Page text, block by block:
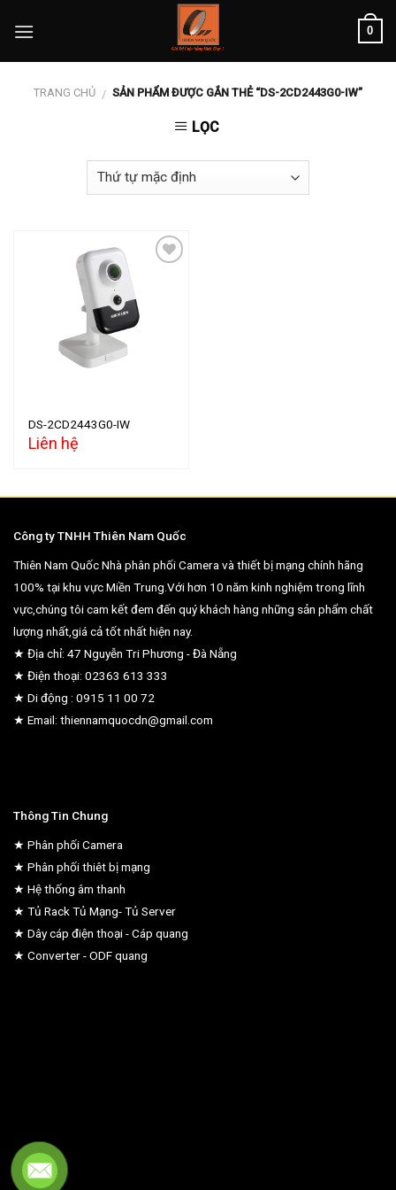
0
TRANG CHỦ / SẢN PHẨM ĐƯỢC GẮN THẺ “DS-2CD2443G0-IW”
LỌC
DS-2CD2443G0-IW
Liên hệ
Công ty TNHH Thiên Nam Quốc
Thiên Nam Quốc Nhà phân phối Camera và thiết bị mạng chính hãng
100% tại khu vực Miền Trung.Với hơn 10 năm kinh nghiệm trong lĩnh
vực,chúng tôi cam kết đem đến quý khách hàng những sản phẩm chất
lượng nhất,giá cả tốt nhất hiện nay.
★ Địa chỉ: 47 Nguyễn Tri Phương - Đà Nẵng
★ Điện thoại: 02363 613 333
★ Di động : 0915 11 00 72
★ Email: thiennamquocdn@gmail.com
Thông Tin Chung
★ Phân phối Camera
★ Phân phối thiêt bị mạng
★ Hệ thống âm thanh
★ Tủ Rack Tủ Mạng- Tủ Server
★ Dây cáp điện thoại - Cáp quang
★ Converter - ODF quang